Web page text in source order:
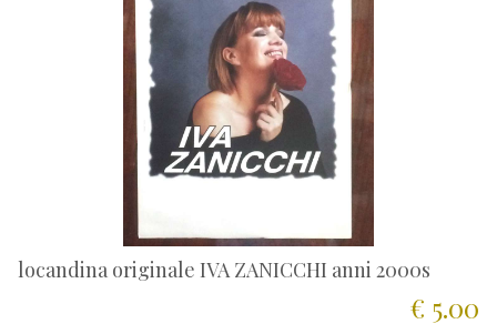
locandina originale IVA ZANICCHI anni 2000s
€ 5.00